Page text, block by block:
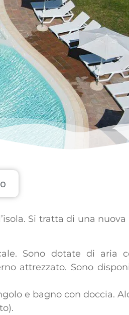
Si tratta di una nuova
Sono dotate di aria
attrezzato. Sono
e bagno con doccia.